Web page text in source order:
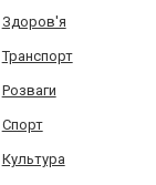
Здоров'я
Транспорт
Розваги
Спорт
Культура